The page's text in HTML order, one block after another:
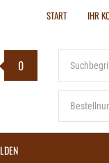
START IHR
0